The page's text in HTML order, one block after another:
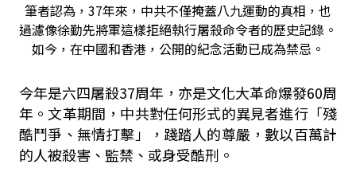
筆者認為，37年來，中共不僅掩蓋八九運動的真相，也
過濾像徐勤先將軍這樣拒絕執行屠殺命令者的歷史記錄。
如今，在中國和香港，公開的紀念活動已成為禁忌。
今年是六四屠殺37周年， 亦是文化大革命爆發60周
年。文革期間，中共對任何形式的異見者進行「殘
酷鬥爭、無情打擊」，踐踏人的尊嚴，數以百萬計
的人被殺害、監禁、或身受酷刑。